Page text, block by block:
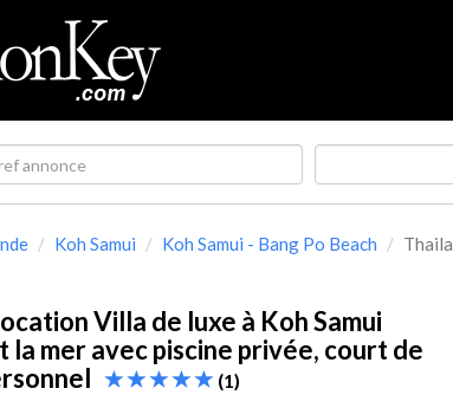
Koh Samui Koh Samui - Bang Po Beach
Villa de luxe à Koh Samui
la mer avec piscine privée, court de
(1)